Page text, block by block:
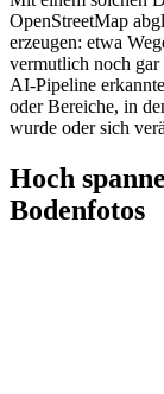
OpenStreetMap
erzeugen: etwa
vermutlich noch gar
AI-Pipeline
oder Bereiche, in
wurde oder sich
Hoch
Bodenfotos